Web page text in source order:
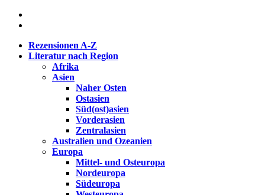
Rezensionen A-Z
Literatur nach Region
Afrika
Asien
Naher Osten
Ostasien
Süd(ost)asien
Vorderasien
Zentralasien
Australien und Ozeanien
Europa
Mittel- und Osteuropa
Nordeuropa
Südeuropa